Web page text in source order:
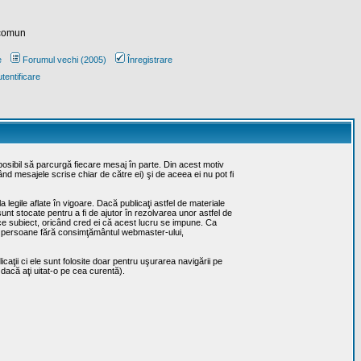
Forumul vechi (2005)
Înregistrare
să parcurgă fiecare mesaj în parte. Din acest motiv
mesajele scrise chiar de către ei) şi de aceea ei nu pot fi
legile aflate în vigoare. Dacă publicaţi astfel de materiale
stocate pentru a fi de ajutor în rezolvarea unor astfel de
subiect, oricând cred ei că acest lucru se impune. Ca
fără consimţământul webmaster-ului,
ci ele sunt folosite doar pentru uşurarea navigării pe
aţi uitat-o pe cea curentă).